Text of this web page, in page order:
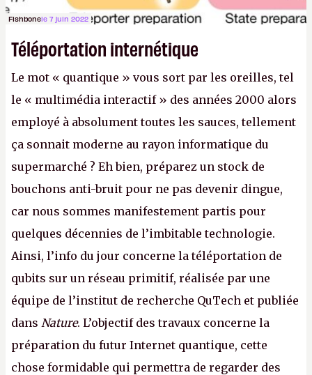
Fishbonele 7 juin 2022
Téléportation internétique
Le mot « quantique » vous sort par les oreilles, tel
le « multimédia interactif » des années 2000 alors
employé à absolument toutes les sauces, tellement
ça sonnait moderne au rayon informatique du
supermarché ? Eh bien, préparez un stock de
bouchons anti-bruit pour ne pas devenir dingue,
car nous sommes manifestement partis pour
quelques décennies de l’imbitable technologie.
Ainsi, l’info du jour concerne la téléportation de
qubits sur un réseau primitif, réalisée par une
équipe de l’institut de recherche QuTech et publiée
dans Nature. L’objectif des travaux concerne la
préparation du futur Internet quantique, cette
chose formidable qui permettra de regarder des